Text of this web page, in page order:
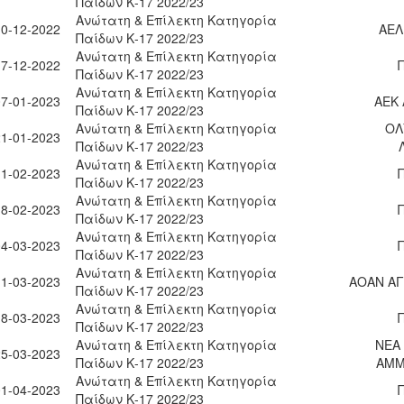
12-2022
Ανώτατη & Επίλεκτη Κατηγορία
Παίδων Κ-17 2022/23
12-2022
Ανώτατη & Επίλεκτη Κατηγορία
Παίδων Κ-17 2022/23
01-2023
Ανώτατη & Επίλεκτη Κατηγορία
Παίδων Κ-17 2022/23
ΑΕΚ
01-2023
Ανώτατη & Επίλεκτη Κατηγορία
Παίδων Κ-17 2022/23
02-2023
Ανώτατη & Επίλεκτη Κατηγορία
Παίδων Κ-17 2022/23
02-2023
Ανώτατη & Επίλεκτη Κατηγορία
Παίδων Κ-17 2022/23
03-2023
Ανώτατη & Επίλεκτη Κατηγορία
Παίδων Κ-17 2022/23
03-2023
Ανώτατη & Επίλεκτη Κατηγορία
Παίδων Κ-17 2022/23
ΑΟΑΝ
03-2023
Ανώτατη & Επίλεκτη Κατηγορία
Παίδων Κ-17 2022/23
03-2023
Ανώτατη & Επίλεκτη Κατηγορία
Παίδων Κ-17 2022/23
ΝΕΑ
04-2023
Ανώτατη & Επίλεκτη Κατηγορία
Παίδων Κ-17 2022/23